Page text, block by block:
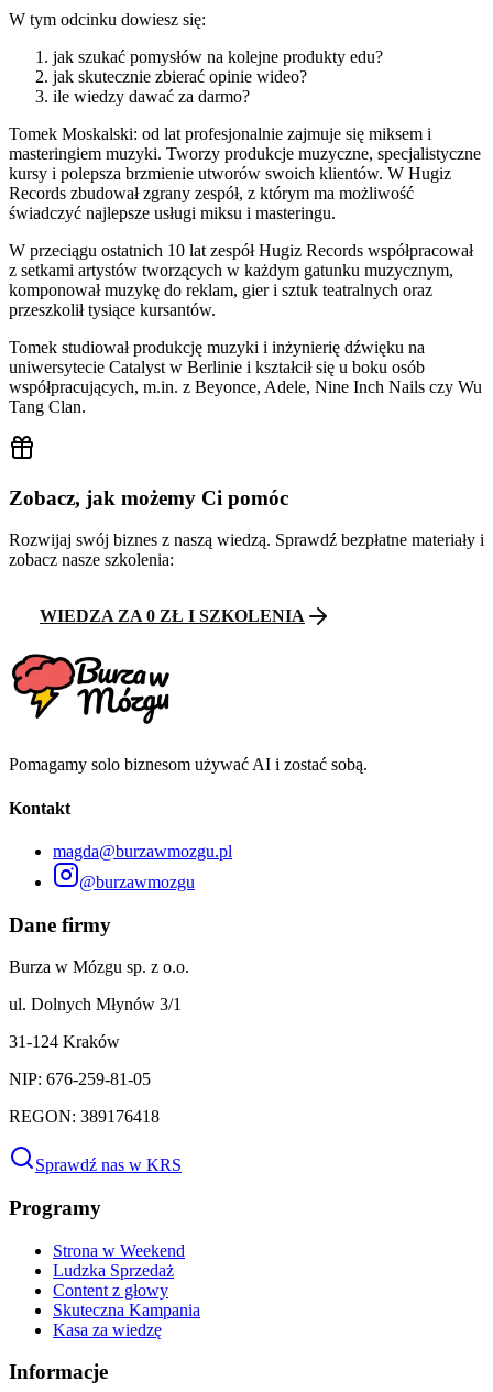
W tym odcinku dowiesz się:
jak szukać pomysłów na kolejne produkty edu?
jak skutecznie zbierać opinie wideo?
ile wiedzy dawać za darmo?
Tomek Moskalski: od lat profesjonalnie zajmuje się miksem i
masteringiem muzyki. Tworzy produkcje muzyczne, specjalistyczne
kursy i polepsza brzmienie utworów swoich klientów. W Hugiz
Records zbudował zgrany zespół, z którym ma możliwość
świadczyć najlepsze usługi miksu i masteringu.
W przeciągu ostatnich 10 lat zespół Hugiz Records współpracował
z setkami artystów tworzących w każdym gatunku muzycznym,
komponował muzykę do reklam, gier i sztuk teatralnych oraz
przeszkolił tysiące kursantów.
Tomek studiował produkcję muzyki i inżynierię dźwięku na
uniwersytecie Catalyst w Berlinie i kształcił się u boku osób
współpracujących, m.in. z Beyonce, Adele, Nine Inch Nails czy Wu
Tang Clan.
Zobacz, jak możemy Ci pomóc
Rozwijaj swój biznes z naszą wiedzą. Sprawdź bezpłatne materiały i
zobacz nasze szkolenia:
WIEDZA ZA 0 ZŁ I SZKOLENIA
Pomagamy solo biznesom używać AI i zostać sobą.
Kontakt
magda@burzawmozgu.pl
@burzawmozgu
Dane firmy
Burza w Mózgu sp. z o.o.
ul. Dolnych Młynów 3/1
31-124 Kraków
NIP: 676-259-81-05
REGON: 389176418
Sprawdź nas w KRS
Programy
Strona w Weekend
Ludzka Sprzedaż
Content z głowy
Skuteczna Kampania
Kasa za wiedzę
Informacje